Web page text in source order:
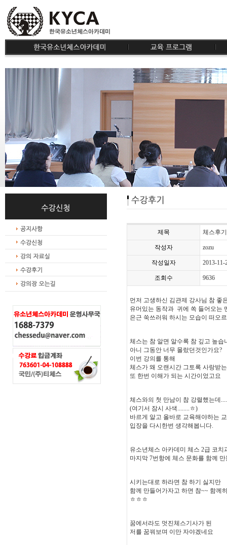
제목 체스후기
작성자 zozu
작성일자 2013-11-
조회수 9636
먼저 고생하신 김관제 강사님 참 좋
유머있는 동작과 귀에 쏙 들어오는
은근 쑥쓰러워 하시는 모습이 떠오
체스는 참 알면 알수록 참 깊고 높습
아니 그동안 너무 몰랐던것인가요?
이번 강의를 통해
체스가 왜 오랜시간 그토록 사랑받
또 한번 이해가 되는 시간이었고요
체스와의 첫 만남이 참 강렬했는데
(여기서 잠시 사색........ㅎ)
바르게 알고 올바로 교육해야하는
입장을 다시한번 생각해봅니다.
유소년체스 아카데미 체스 2급 코치
마지막 7번항에 체스 문화를 함께
시키는대로 하라면 참 하기 싫지만
함께 만들어가자고 하면 참~~ 함께
ㅎㅎㅎ
꿈에서라도 멋진체스기사가 된
저를 꿈꿔보며 이만 자야겠네요